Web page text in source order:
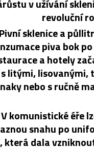
v užívání
revoluční
Pivní sklenice a
piva bok
a hotely
litými, lisovanými,
nebo s ručně
V komunistické éře
snahu po
která dala